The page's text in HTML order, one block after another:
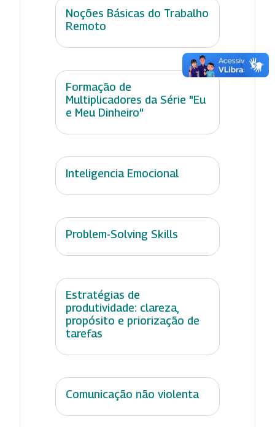
Noções Básicas do Trabalho
Remoto
Formação de
Multiplicadores da Série "Eu
e Meu Dinheiro"
Inteligencia Emocional
Problem-Solving Skills
Estratégias de
produtividade: clareza,
propósito e priorização de
tarefas
Comunicação não violenta